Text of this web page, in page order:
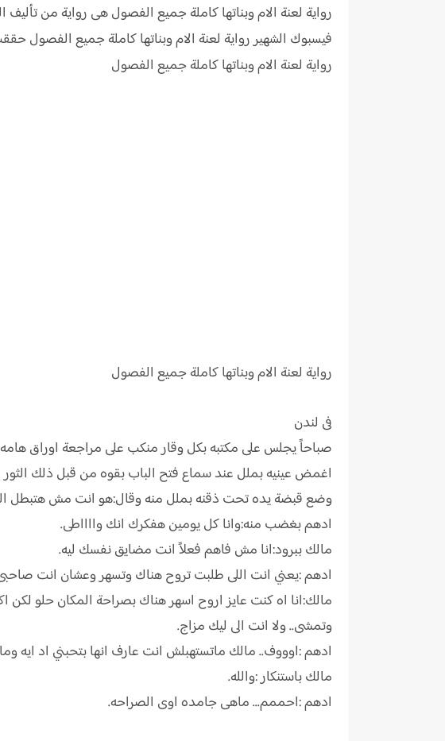
رواية لعنة الام وبناتها كاملة جميع الفصول هى رواية من
فيسبوك الشهير رواية لعنة الام وبناتها كاملة جميع
رواية لعنة الام وبناتها كاملة جميع الفصول
رواية لعنة الام وبناتها كاملة جميع الفصول
فى لندن
صباحاً يجلس على مكتبه بكل وقار منكب على مراجعة اوراق
اغمض عينيه بملل عند سماع فتح الباب بقوه من قبل ذلك
وضع قبضة يده تحت ذقنه بملل منه وقال:هو انت مش هتبطل
ادهم بغضب منه:وانا كل يومين هفكرك انك وااااطى.
مالك ببرود:انا مش فاهم فعلاً انت مضايق نفسك ليه.
ادهم :يعني انت اللى طلبت تروح هناك وتسهر وعشان انت
مالك:انا اه كنت عايز اروح اسهر هناك بصراحة المكان حلو
وتمشى.. ولا انت الى ليك مزاج.
ادهم :اوووف.. مالك ماتستهبلش انت عارف انها بتحبني اد ايه
مالك باستنكار :والله.
ادهم :احممم... ماهى جامده اوى الصراحه.